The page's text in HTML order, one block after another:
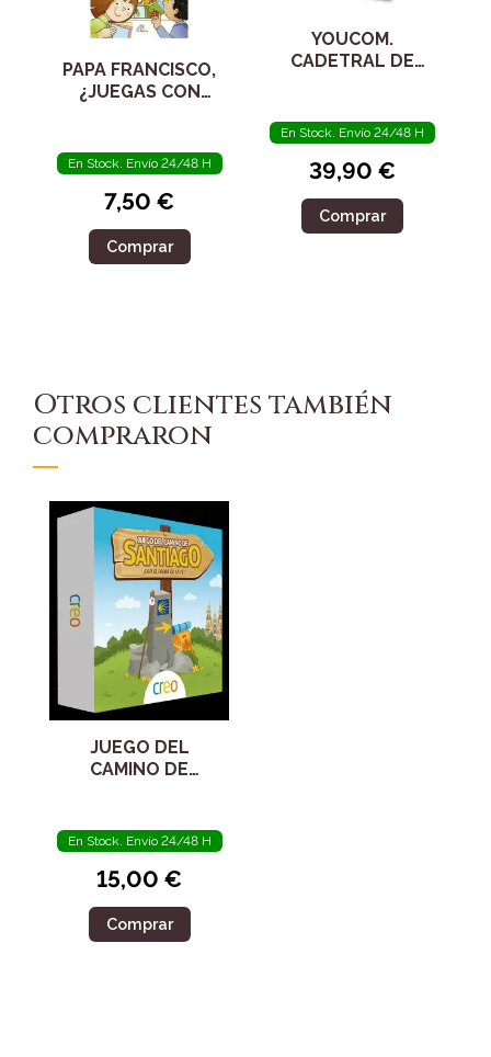
PAPA FRANCISCO,
¿JUEGAS CON
En Stock. Envío 24/48 H
7,50 €
Comprar
YOUCOM.
CADETRAL DE
VALOR DE LA FE.
INCLUYE
CATECISMO
En Stock. Envío 24/48 H
39,90 €
Comprar
Otros clientes también
compraron
JUEGO DEL
CAMINO DE
En Stock. Envío 24/48 H
15,00 €
Comprar